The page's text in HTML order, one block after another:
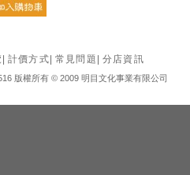
計價方式 常見問題 分店資訊
版權所有 © 2009 明目文化事業有限公司